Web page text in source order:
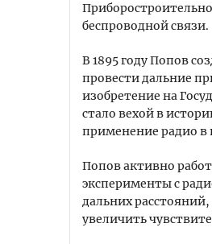
беспроводной связи.
В 1895 году Попов
провести дальние
изобретение на
стало вехой в
применение радио
Попов активно
эксперименты с
дальних
увеличить